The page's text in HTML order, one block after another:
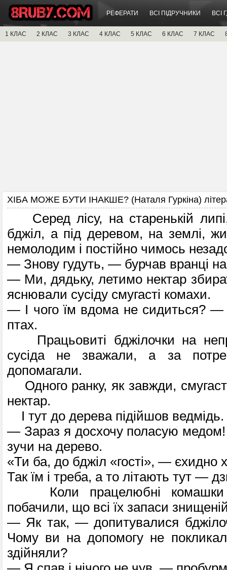
РЕФЕРАТИ ВСІ ПІДРУЧНИКИ ВСІ
1 КЛАС 2 КЛАС 3 КЛАС 4 КЛАС 5 КЛАС 6 КЛАС 7 КЛАС
ХІБА МОЖЕ БУТИ ІНАКШЕ? (Наталя Гуркіна)
Серед лісу, на старенькій
бджіл, а під деревом, на землі,
немолодим і постійно чимось
— Знову гудуть, — бурчав вранці
— Ми, дядьку, летимо нектар
яснювали сусіду смугасті комахи.
— І чого їм вдома не сидиться? —
птах.
Працьовиті бджілочки на
сусіда не зважали, а за
допомагали.
Одного ранку, як завжди,
нектар.
І тут до дерева підійшов ведмідь.
— Зараз я досхочу поласую
зучи на дерево.
«Ти ба, до бджіл «гості», — єхидно
Так їм і треба, а то літають тут —
Коли працелюбні комашки
побачили, що всі їх запаси
— Як так, — допитувалися
Чому ви на допомогу не
здій­няли?